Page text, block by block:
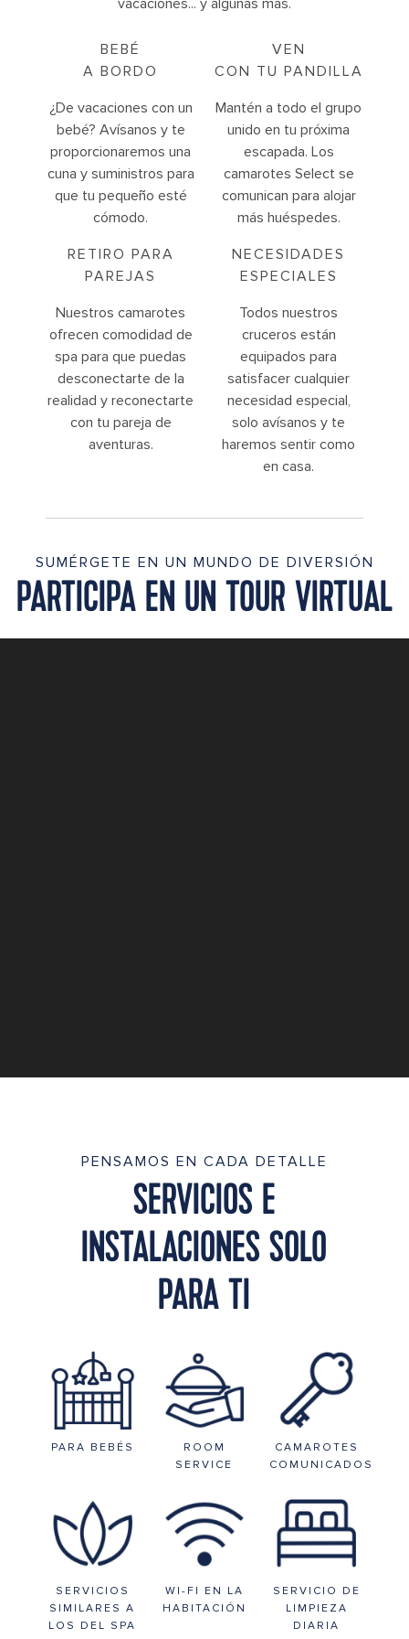
BEBÉ
A BORDO
¿De vacaciones con un
bebé? Avísanos y te
proporcionaremos una
cuna y suministros para
que tu pequeño esté
cómodo.
VEN
CON TU PANDILLA
Mantén a todo el grupo
unido en tu próxima
escapada. Los
camarotes Select se
comunican para alojar
más huéspedes.
RETIRO PARA
PAREJAS
Nuestros camarotes
ofrecen comodidad de
spa para que puedas
desconectarte de la
realidad y reconectarte
con tu pareja de
aventuras.
NECESIDADES
ESPECIALES
Todos nuestros
cruceros están
equipados para
satisfacer cualquier
necesidad especial,
solo avísanos y te
haremos sentir como
en casa.
SUMÉRGETE EN UN MUNDO DE DIVERSIÓN
PARTICIPA EN UN TOUR VIRTUAL
PENSAMOS EN CADA DETALLE
SERVICIOS E
INSTALACIONES SOLO
PARA TI
PARA BEBÉS
ROOM
SERVICE
CAMAROTES
COMUNICADOS
SERVICIOS
SIMILARES A
LOS DEL SPA
WI-FI EN LA
HABITACIÓN
SERVICIO DE
LIMPIEZA
DIARIA